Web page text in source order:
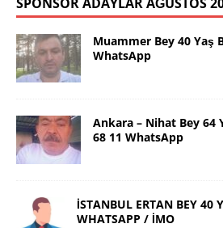
SPONSOR ADAYLAR AĞUSTOS
Muammer Bey 40 Yaş
WhatsApp
Ankara – Nihat Bey 64
68 11 WhatsApp
İSTANBUL ERTAN BEY 40
WHATSAPP / İMO